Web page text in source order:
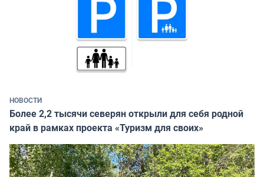
НОВОСТИ
Более 2,2 тысячи северян открыли для себя родной
край в рамках проекта «Туризм для своих»